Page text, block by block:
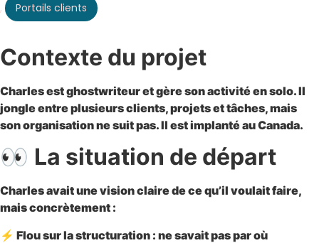
, Portails clients
Contexte du projet
Charles est ghostwriteur et gère son activité en solo. Il
jongle entre plusieurs clients, projets et tâches, mais
son organisation ne suit pas. Il est implanté au Canada.
👀 La situation de départ
Charles avait une vision claire de ce qu’il voulait faire,
mais concrètement :
⚡ Flou sur la structuration : ne savait pas par où